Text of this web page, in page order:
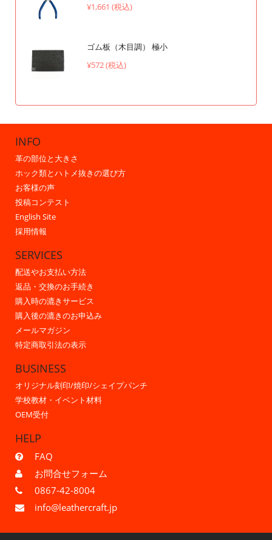
¥1,661 (税込)
ゴム板（木目調） 極小
¥572 (税込)
INFO
革の部位と大きさ
ホック類とハトメ抜きの選び方
お客様の声
投稿コンテスト
English Site
採用情報
SERVICES
配送やお支払い方法
返品・交換のお手続き
購入時の漉きサービス
購入後の漉きのお申込み
メールマガジン
特定商取引法の表示
BUSINESS
オリジナル刻印/焼印/シェイプパンチ
学校教材・イベント材料
OEM受付
HELP
FAQ
お問合せフォーム
0867-42-8004
info@leathercraft.jp